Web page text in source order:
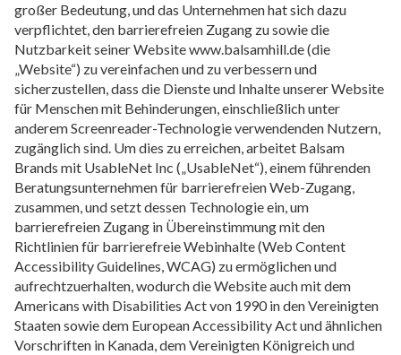
großer Bedeutung, und das Unternehmen hat sich dazu
verpflichtet, den barrierefreien Zugang zu sowie die
Nutzbarkeit seiner Website www.balsamhill.de (die
„Website“) zu vereinfachen und zu verbessern und
sicherzustellen, dass die Dienste und Inhalte unserer Website
für Menschen mit Behinderungen, einschließlich unter
anderem Screenreader-Technologie verwendenden Nutzern,
zugänglich sind. Um dies zu erreichen, arbeitet Balsam
Brands mit UsableNet Inc („UsableNet“), einem führenden
Beratungsunternehmen für barrierefreien Web-Zugang,
zusammen, und setzt dessen Technologie ein, um
barrierefreien Zugang in Übereinstimmung mit den
Richtlinien für barrierefreie Webinhalte (Web Content
Accessibility Guidelines, WCAG) zu ermöglichen und
aufrechtzuerhalten, wodurch die Website auch mit dem
Americans with Disabilities Actvon 1990 in den Vereinigten
Staaten sowie dem European Accessibility Actund ähnlichen
Vorschriften in Kanada, dem Vereinigten Königreich und